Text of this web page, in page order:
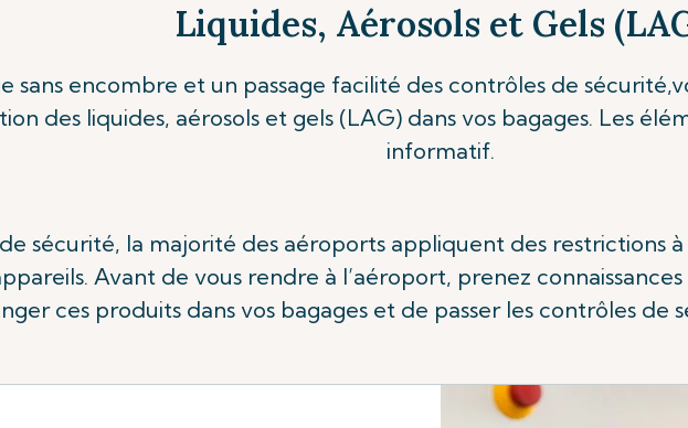
Liquides, Aérosols et Gels
sans encombre et un passage facilité des contrôles de
des liquides, aérosols et gels (LAG) dans vos bagages. Les
informatif.
de sécurité, la majorité des aéroports appliquent des restrictions
Avant de vous rendre à l’aéroport, prenez
ces produits dans vos bagages et de passer les contrôles